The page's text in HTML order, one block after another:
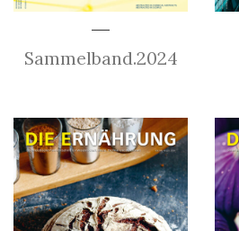
Sammelband.2024